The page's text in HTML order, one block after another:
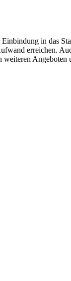
in das
erreichen.
Angeboten